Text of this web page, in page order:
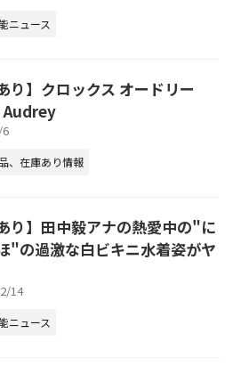
ニュース
り】クロックス オードリー
Audrey
、在庫あり情報
り】田中毅アナの熱愛中の"に
"の過激な白ビキニ水着姿がヤ
14
ニュース